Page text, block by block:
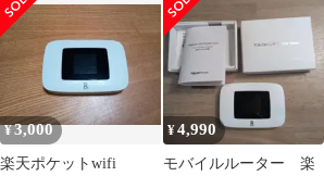
あり フリップタイプ マ
グネット式 全面保護 耐
衝撃 放熱性 (Black)
¥3,000
楽天ポケットwifi
¥4,990
モバイルルーター 楽